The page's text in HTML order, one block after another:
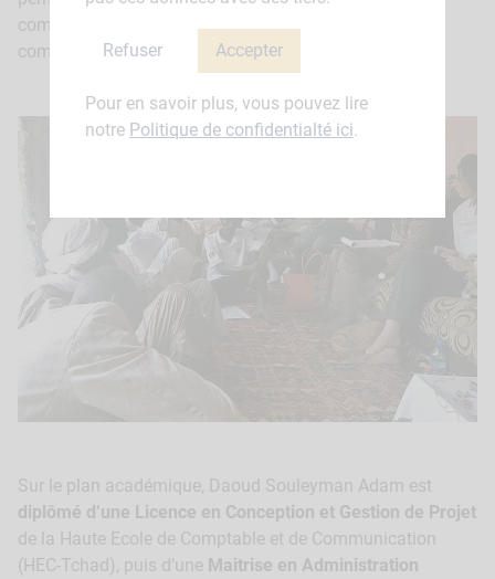
compétences en matière de synergie et de
complémentarité des actions pour le développement.
Sur le plan académique, Daoud Souleyman Adam est
diplômé d’une Licence en Conception et Gestion de Projet
de la Haute Ecole de Comptable et de Communication
(HEC-Tchad), puis d’une Maitrise en Administration
Refuser Accepter
Pour en savoir plus, vous pouvez lire
notre Politique de confidentialté ici.